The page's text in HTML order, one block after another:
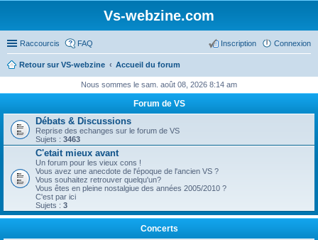
Vs-webzine.com
Raccourcis FAQ Connexion
Inscription
Retour sur VS-webzine Accueil du forum
Nous sommes le sam. août 08, 2026 8:14 am
Forum de VS
Débats & Discussions
Reprise des echanges sur le forum de VS
Sujets : 3463
C'etait mieux avant
Un forum pour les vieux cons !
Vous avez une anecdote de l'époque de l'ancien VS ?
Vous souhaitez retrouver quelqu'un?
Vous êtes en pleine nostalgiue des années 2005/2010 ?
C'est par ici
Sujets : 3
Concerts